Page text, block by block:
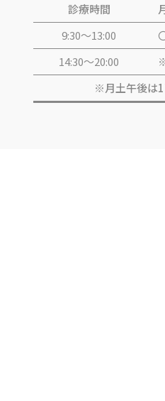
診療時間
9:30～13:00
14:30～20:00
※月土午後は